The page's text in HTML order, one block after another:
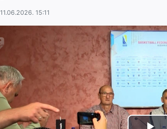
11.06.2026. 15:11